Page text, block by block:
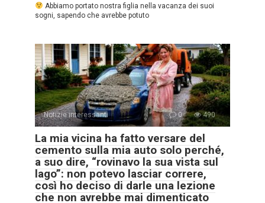
Abbiamo portato nostra figlia nella vacanza dei suoi
sogni, sapendo che avrebbe potuto
Notizie interessanti 0 490
La mia vicina ha fatto versare del
cemento sulla mia auto solo perché,
a suo dire, “rovinavo la sua vista sul
lago”: non potevo lasciar correre,
così ho deciso di darle una lezione
che non avrebbe mai dimenticato